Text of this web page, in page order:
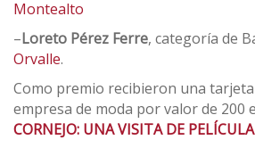
Montealto
–Loreto Pérez Ferre, categoría de
Orvalle.
Como premio recibieron una
empresa de moda por valor de 200
CORNEJO: UNA VISITA DE PELÍCULA